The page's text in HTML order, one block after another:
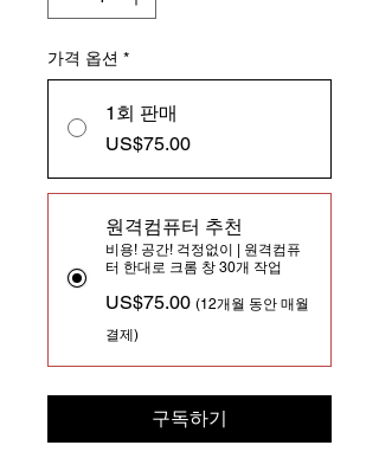
가격 옵션 *
1회 판매
US$75.00
원격컴퓨터 추천
비용! 공간! 걱정없이 | 원격컴퓨
터 한대로 크롬 창 30개 작업
US$75.00 (12개월 동안 매월
결제)
구독하기